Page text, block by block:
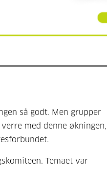
så godt. Men grupper
med denne økningen,
Temaet var